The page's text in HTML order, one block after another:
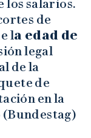
los salarios.
de
la edad de
legal
de la
de
en la
(Bundestag)